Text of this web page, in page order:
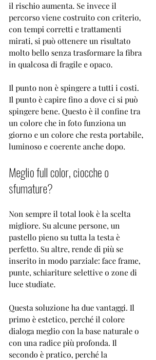
il rischio aumenta. Se invece il
percorso viene costruito con criterio,
con tempi corretti e trattamenti
mirati, si può ottenere un risultato
molto bello senza trasformare la fibra
in qualcosa di fragile e opaco.
Il punto non è spingere a tutti i costi.
Il punto è capire fino a dove ci si può
spingere bene. Questo è il confine tra
un colore che in foto funziona un
giorno e un colore che resta portabile,
luminoso e coerente anche dopo.
Meglio full color, ciocche o
sfumature?
Non sempre il total look è la scelta
migliore. Su alcune persone, un
pastello pieno su tutta la testa è
perfetto. Su altre, rende di più se
inserito in modo parziale: face frame,
punte, schiariture selettive o zone di
luce studiate.
Questa soluzione ha due vantaggi. Il
primo è estetico, perché il colore
dialoga meglio con la base naturale o
con una radice più profonda. Il
secondo è pratico, perché la